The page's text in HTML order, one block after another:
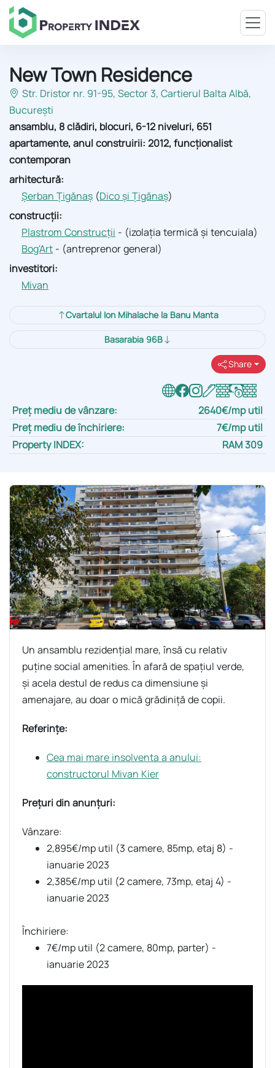
New Town Residence
Str. Dristor nr. 91-95, Sector 3, Cartierul Balta Albă,
București
ansamblu, 8 clădiri, blocuri, 6-12 niveluri, 651
apartamente, anul construirii: 2012, funcționalist
contemporan
arhitectură:
Șerban Țigănaș (Dico și Țigănaș)
construcții:
Plastrom Construcții - (izolația termică și tencuiala)
Bog'Art - (antreprenor general)
investitori:
Mivan
Cvartalul Ion Mihalache la Banu Manta
Basarabia 96B
Share
Preț mediu de vânzare:
2640€/mp util
Preț mediu de închiriere:
7€/mp util
Property INDEX:
RAM 309
Un ansamblu rezidențial mare, însă cu relativ
puține social amenities. În afară de spațiul verde,
și acela destul de redus ca dimensiune și
amenajare, au doar o mică grădiniță de copii.
Referințe:
Cea mai mare insolventa a anului:
constructorul Mivan Kier
Prețuri din anunțuri:
Vânzare:
2,895€/mp util (3 camere, 85mp, etaj 8) -
ianuarie 2023
2,385€/mp util (2 camere, 73mp, etaj 4) -
ianuarie 2023
Închiriere:
7€/mp util (2 camere, 80mp, parter) -
ianuarie 2023